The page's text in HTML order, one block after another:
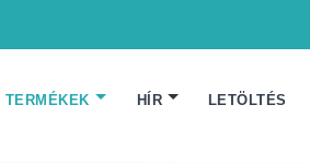
TERMÉKEK HÍR LETÖLTÉS